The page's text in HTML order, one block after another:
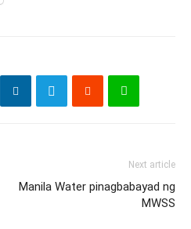
Next article
Manila Water pinagbabayad ng
MWSS